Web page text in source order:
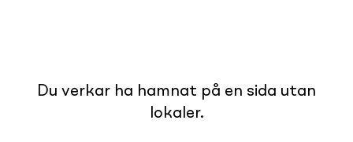
Du verkar ha hamnat på en sida utan
lokaler.